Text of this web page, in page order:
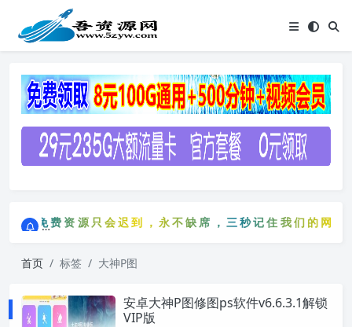
免费资源只会迟到，永不缺席，三秒记住我们的网
免费资源只会迟到，永不缺席，三秒记住我们的网
首页 标签 大神P图
安卓大神P图修图ps软件v6.6.3.1解锁
VIP版